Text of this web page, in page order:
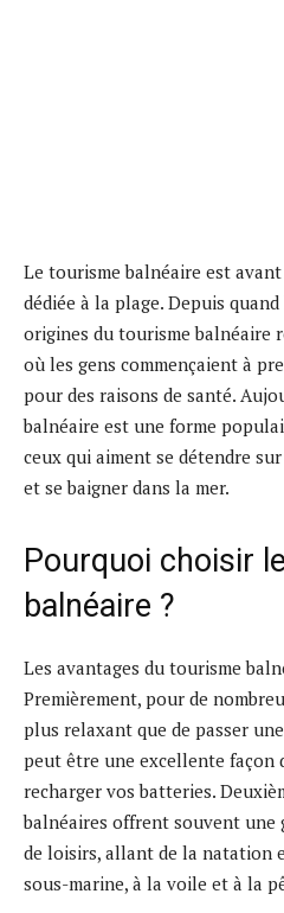
Le tourisme balnéaire est
dédiée à la plage. Depuis
origines du tourisme balnéaire
où les gens commençaient à
pour des raisons de santé.
balnéaire est une forme
ceux qui aiment se détendre
et se baigner dans la mer.
Pourquoi choisir
balnéaire ?
Les avantages du tourisme
Premièrement, pour de
plus relaxant que de passer
peut être une excellente façon
recharger vos batteries.
balnéaires offrent souvent une
de loisirs, allant de la natation
sous-marine, à la voile et à la